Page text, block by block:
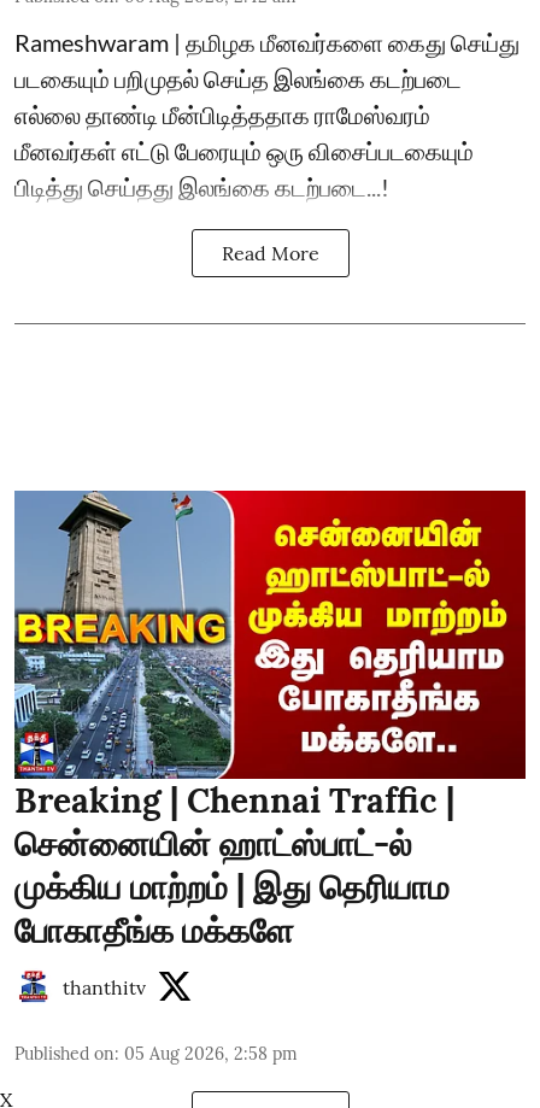
Rameshwaram | தமிழக மீனவர்களை கைது செய்து
படகையும் பறிமுதல் செய்த இலங்கை கடற்படை
எல்லை தாண்டி மீன்பிடித்ததாக ராமேஸ்வரம்
மீனவர்கள் எட்டு பேரையும் ஒரு விசைப்படகையும்
பிடித்து செய்தது இலங்கை கடற்படை...!
Read More
Breaking | Chennai Traffic |
சென்னையின் ஹாட்ஸ்பாட்-ல்
முக்கிய மாற்றம் | இது தெரியாம
போகாதீங்க மக்களே
thanthitv
Published on: 05 Aug 2026, 2:58 pm
X